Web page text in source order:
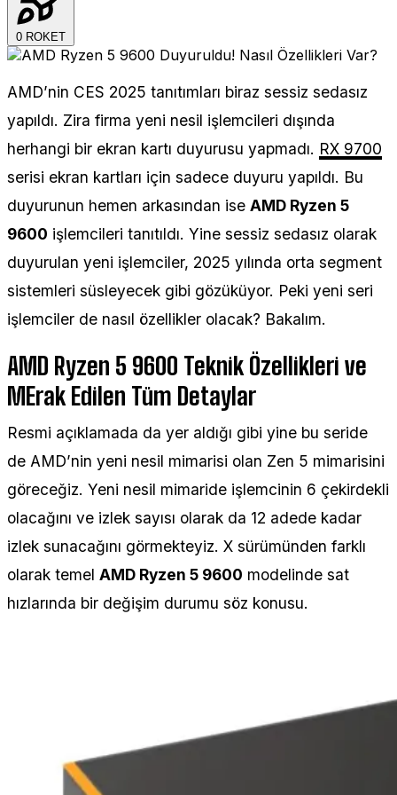
0 ROKET
AMD’nin CES 2025 tanıtımları biraz sessiz sedasız
yapıldı. Zira firma yeni nesil işlemcileri dışında
herhangi bir ekran kartı duyurusu yapmadı. RX 9700
serisi ekran kartları için sadece duyuru yapıldı. Bu
duyurunun hemen arkasından ise AMD Ryzen 5
9600 işlemcileri tanıtıldı. Yine sessiz sedasız olarak
duyurulan yeni işlemciler, 2025 yılında orta segment
sistemleri süsleyecek gibi gözüküyor. Peki yeni seri
işlemciler de nasıl özellikler olacak? Bakalım.
AMD Ryzen 5 9600 Teknik Özellikleri ve
MErak Edilen Tüm Detaylar
Resmi açıklamada da yer aldığı gibi yine bu seride
de AMD’nin yeni nesil mimarisi olan Zen 5 mimarisini
göreceğiz. Yeni nesil mimaride işlemcinin 6 çekirdekli
olacağını ve izlek sayısı olarak da 12 adede kadar
izlek sunacağını görmekteyiz. X sürümünden farklı
olarak temel AMD Ryzen 5 9600 modelinde sat
hızlarında bir değişim durumu söz konusu.